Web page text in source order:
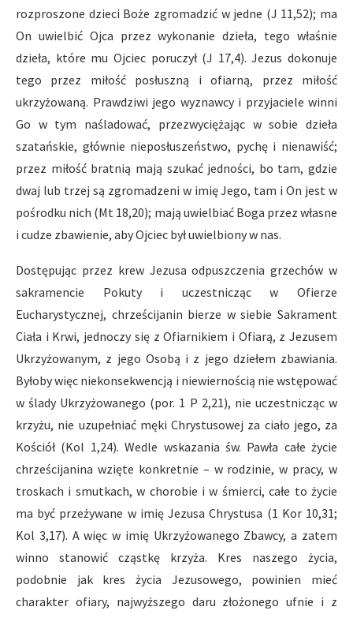
rozproszone dzieci Boże zgromadzić w jedne (J 11,52); ma
On uwielbić Ojca przez wykonanie dzieła, tego właśnie
dzieła, które mu Ojciec poruczył (J 17,4). Jezus dokonuje
tego przez miłość posłuszną i ofiarną, przez miłość
ukrzyżowaną. Prawdziwi jego wyznawcy i przyjaciele winni
Go w tym naśladować, przezwyciężając w sobie dzieła
szatańskie, głównie nieposłuszeństwo, pychę i nienawiść;
przez miłość bratnią mają szukać jedności, bo tam, gdzie
dwaj lub trzej są zgromadzeni w imię Jego, tam i On jest w
pośrodku nich (Mt 18,20); mają uwielbiać Boga przez własne
i cudze zbawienie, aby Ojciec był uwielbiony w nas.
Dostępując przez krew Jezusa odpuszczenia grzechów w
sakramencie Pokuty i uczestnicząc w Ofierze
Eucharystycznej, chrześcijanin bierze w siebie Sakrament
Ciała i Krwi, jednoczy się z Ofiarnikiem i Ofiarą, z Jezusem
Ukrzyżowanym, z jego Osobą i z jego dziełem zbawiania.
Byłoby więc niekonsekwencją i niewiernością nie wstępować
w ślady Ukrzyżowanego (por. 1 P 2,21), nie uczestnicząc w
krzyżu, nie uzupełniać męki Chrystusowej za ciało jego, za
Kościół (Kol 1,24). Wedle wskazania św. Pawła całe życie
chrześcijanina wzięte konkretnie – w rodzinie, w pracy, w
troskach i smutkach, w chorobie i w śmierci, całe to życie
ma być przeżywane w imię Jezusa Chrystusa (1 Kor 10,31;
Kol 3,17). A więc w imię Ukrzyżowanego Zbawcy, a zatem
winno stanowić cząstkę krzyża. Kres naszego życia,
podobnie jak kres życia Jezusowego, powinien mieć
charakter ofiary, najwyższego daru złożonego ufnie i z